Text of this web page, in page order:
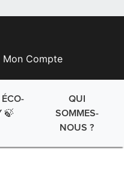
Mon Compte
🍃
QUI
SOMMES-
NOUS ?